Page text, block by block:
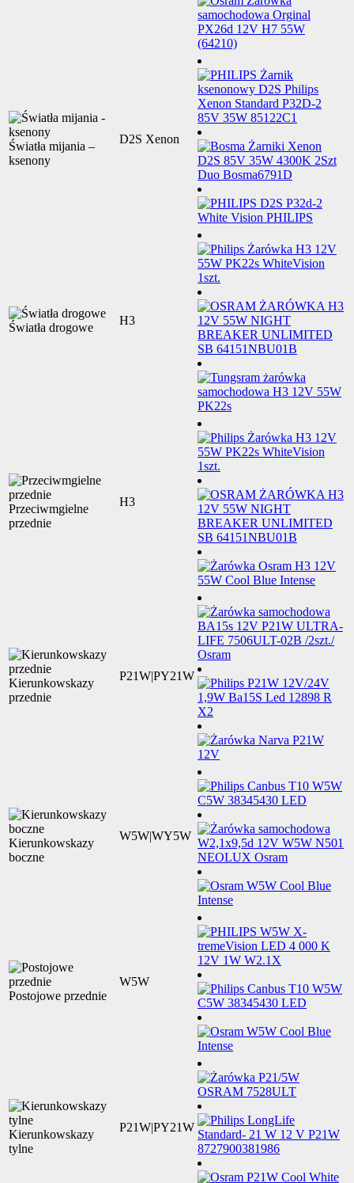
Światła mijania –
ksenony
D2S Xenon
Światła drogowe
H3
Przeciwmgielne
przednie
H3
Kierunkowskazy
przednie
P21W|PY21W
Kierunkowskazy
boczne
W5W|WY5W
Postojowe przednie
W5W
Kierunkowskazy
tylne
P21W|PY21W